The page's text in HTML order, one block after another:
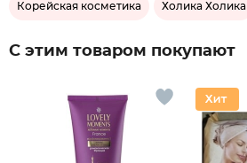
Корейская косметика Холика Холика
С этим товаром покупают